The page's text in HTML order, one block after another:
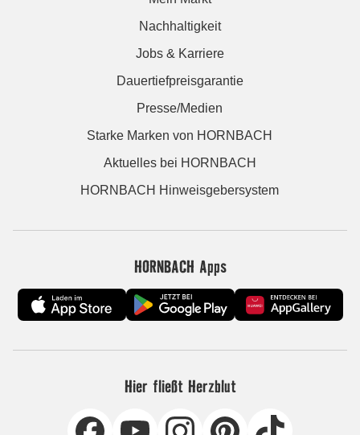
Nachhaltigkeit
Jobs & Karriere
Dauertiefpreisgarantie
Presse/Medien
Starke Marken von HORNBACH
Aktuelles bei HORNBACH
HORNBACH Hinweisgebersystem
HORNBACH Apps
Hier fließt Herzblut